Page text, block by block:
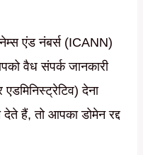
एंड नंबर्स (ICANN)
वैध संपर्क जानकारी
देना
हैं, तो आपका डोमेन रद्द